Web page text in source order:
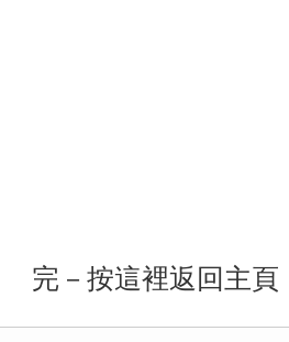
完－按這裡返回主頁